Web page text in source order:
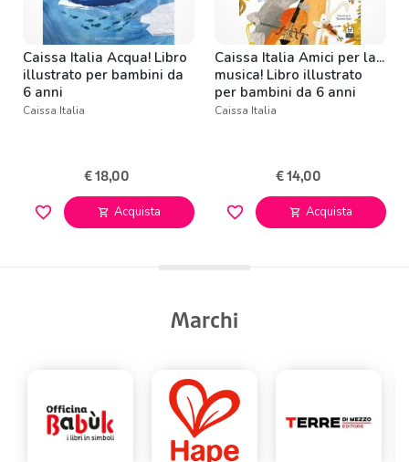
Caissa Italia Acqua! Libro
illustrato per bambini da
6 anni
Caissa Italia
€ 18,00
favorite_border shopping_cart Acquista
Caissa Italia Amici per la...
musica! Libro illustrato
per bambini da 6 anni
Caissa Italia
€ 14,00
favorite_border shopping_cart Acquista
Marchi